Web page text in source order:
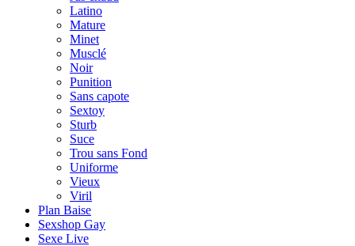
Latino
Mature
Minet
Musclé
Noir
Punition
Sans capote
Sextoy
Sturb
Suce
Trou sans Fond
Uniforme
Vieux
Viril
Plan Baise
Sexshop Gay
Sexe Live